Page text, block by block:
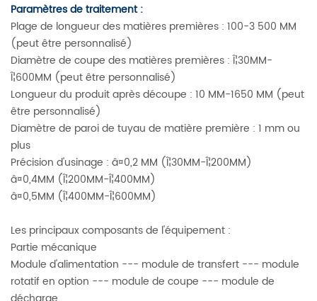
Paramètres de traitement :
Plage de longueur des matières premières : 100-3 500 MM
(peut être personnalisé)
Diamètre de coupe des matières premières : Î¦30MM-
Î¦600MM (peut être personnalisé)
Longueur du produit après découpe : 10 MM-1650 MM (peut
être personnalisé)
Diamètre de paroi de tuyau de matière première : 1 mm ou
plus
Précision d'usinage : â¤0,2 MM (Î¦30MM-Î¦200MM)
â¤0,4MM (Î¦200MM-Î¦400MM)
â¤0,5MM (Î¦400MM-Î¦600MM)
Les principaux composants de l'équipement :
Partie mécanique
Module d'alimentation --- module de transfert --- module
rotatif en option --- module de coupe --- module de